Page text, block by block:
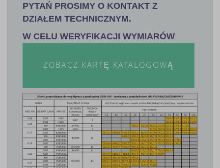
PYTAŃ PROSIMY O KONTAKT Z
DZIAŁEM TECHNICZNYM.
W CELU WERYFIKACJI WYMIARÓW
ZOBACZ KARTĘ KATALOGOWĄ